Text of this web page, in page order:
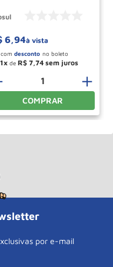
6,94à vista
1 de R$ 7,74
＋
COMPRAR
por e-mail